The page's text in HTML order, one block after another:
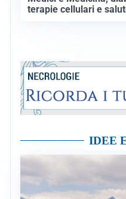
terapie cellulari e
IDEE